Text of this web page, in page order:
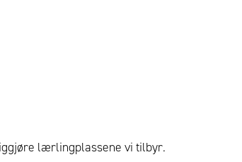
lærlingplassene vi tilbyr.